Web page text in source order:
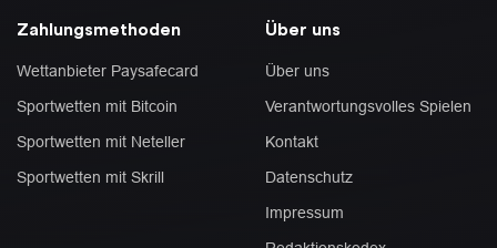
Zahlungsmethoden
Wettanbieter Paysafecard
Sportwetten mit Bitcoin
Sportwetten mit Neteller
Sportwetten mit Skrill
Über uns
Über uns
Verantwortungsvolles Spielen
Kontakt
Datenschutz
Impressum